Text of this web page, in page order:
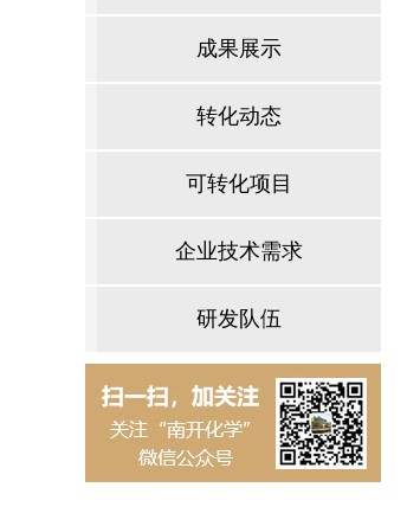
成果展示
转化动态
可转化项目
企业技术需求
研发队伍